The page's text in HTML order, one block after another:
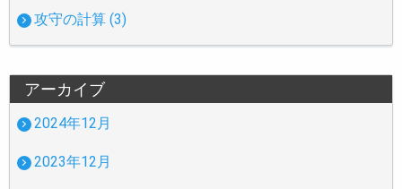
攻守の計算 (3)
アーカイブ
2024年12月
2023年12月